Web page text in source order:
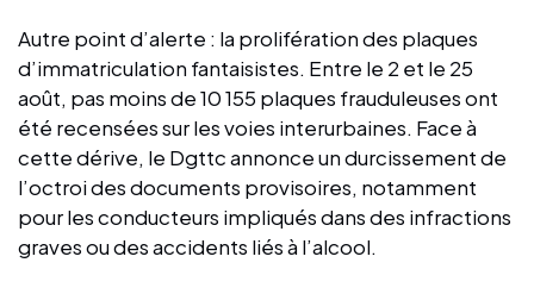
Autre point d’alerte : la prolifération des plaques
d’immatriculation fantaisistes. Entre le 2 et le 25
août, pas moins de 10 155 plaques frauduleuses ont
été recensées sur les voies interurbaines. Face à
cette dérive, le Dgttc annonce un durcissement de
l’octroi des documents provisoires, notamment
pour les conducteurs impliqués dans des infractions
graves ou des accidents liés à l’alcool.